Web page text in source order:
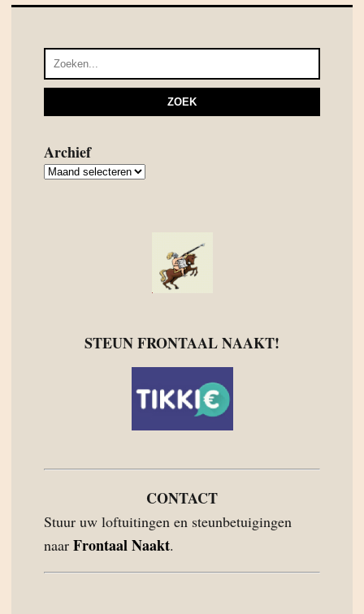
Archief
Archief
STEUN FRONTAAL NAAKT!
CONTACT
Stuur uw loftuitingen en steunbetuigingen
naar Frontaal Naakt.